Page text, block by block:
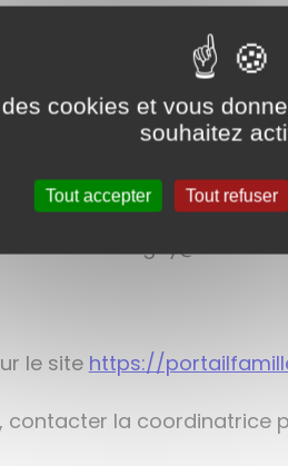
regroupe trois communes :
les vacances
12 ans. Les mercredis, le
et pendant les
à l'IFAC Bourgogne.
mail
le site https://
contacter la coordinatrice
cookies et vous
souhaitez
Tout accepter Tout refuser